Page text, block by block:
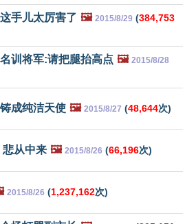
手儿太厉害了 🖼️ 2015/8/29 (384,753
训将军:请把腿抬高点 🖼️ 2015/8/28
成纯洁天使 🖼️ 2015/8/27 (48,644次)
悲从中来 🖼️ 2015/8/26 (66,196次)
2015/8/26 (1,237,162次)